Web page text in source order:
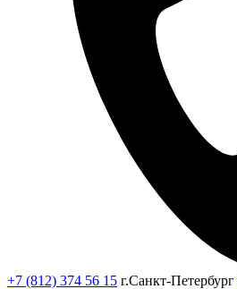
+7 (812) 374 56 15 г.Санкт-Петербург